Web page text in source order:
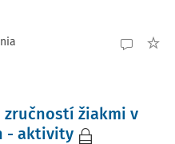
zručností žiakmi v
- aktivity